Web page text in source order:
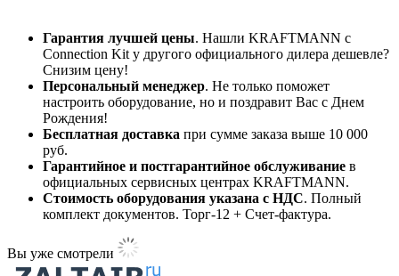
Гарантия лучшей цены. Нашли KRAFTMANN с
Connection Kit у другого официального дилера дешевле?
Снизим цену!
Персональный менеджер. Не только поможет
настроить оборудование, но и поздравит Вас с Днем
Рождения!
Бесплатная доставка при сумме заказа выше 10 000
руб.
Гарантийное и постгарантийное обслуживание в
официальных сервисных центрах KRAFTMANN.
Стоимость оборудования указана с НДС. Полный
комплект документов. Торг-12 + Счет-фактура.​
Вы уже смотрели